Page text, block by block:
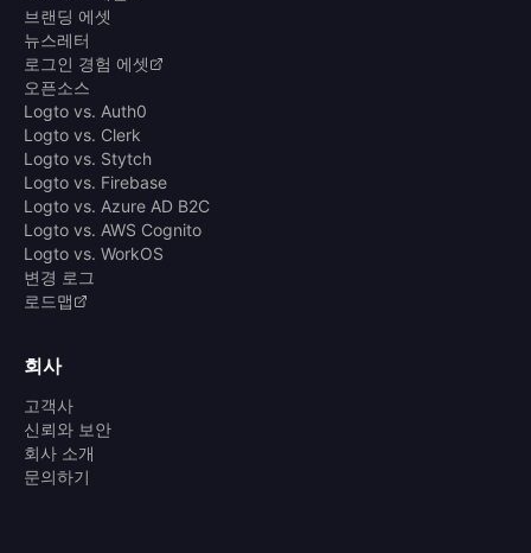
브랜딩 에셋
뉴스레터
로그인 경험 에셋
오픈소스
Logto vs. Auth0
Logto vs. Clerk
Logto vs. Stytch
Logto vs. Firebase
Logto vs. Azure AD B2C
Logto vs. AWS Cognito
Logto vs. WorkOS
변경 로그
로드맵
회사
고객사
신뢰와 보안
회사 소개
문의하기